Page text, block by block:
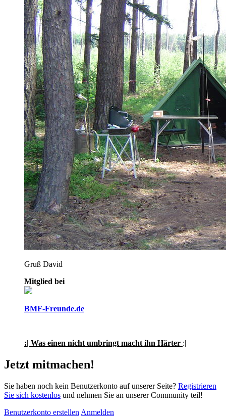
Gruß David
Mitglied bei
BMF-Freunde.de
:| Was einen nicht umbringt macht ihn Härter :|
Jetzt mitmachen!
Sie haben noch kein Benutzerkonto auf unserer Seite? Registrieren
Sie sich kostenlos und nehmen Sie an unserer Community teil!
Benutzerkonto erstellen Anmelden